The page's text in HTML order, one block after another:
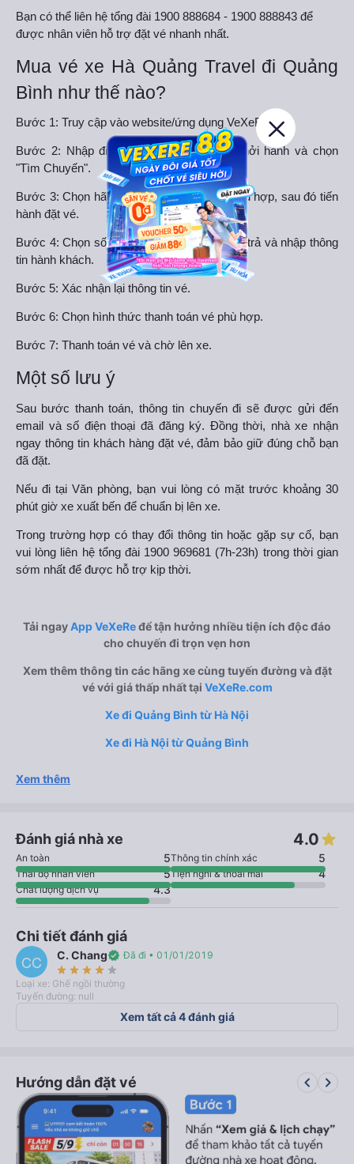
Bạn có thể liên hệ tổng đài 1900 888684 - 1900 888843 để
được nhân viên hỗ trợ đặt vé nhanh nhất.
Mua vé xe Hà Quảng Travel đi Quảng
Bình như thế nào?
Bước 1: Truy cập vào website/ứng dụng VeXeRe.
Bước 2: Nhập điểm đi, điểm đến, ngày khởi hành và chọn
"Tìm Chuyến".
Bước 3: Chọn hãng xe và giờ khởi hành phù hợp, sau đó tiến
hành đặt vé.
Bước 4: Chọn số lượng vé, điểm đón, điểm trả và nhập thông
tin hành khách.
Bước 5: Xác nhận lại thông tin vé.
Bước 6: Chọn hình thức thanh toán vé phù hợp.
Bước 7: Thanh toán vé và chờ lên xe.
Một số lưu ý
Sau bước thanh toán, thông tin chuyến đi sẽ được gửi đến
email và số điện thoại đã đăng ký. Đồng thời, nhà xe nhận
ngay thông tin khách hàng đặt vé, đảm bảo giữ đúng chỗ bạn
đã đặt.
Nếu đi tại Văn phòng, bạn vui lòng có mặt trước khoảng 30
phút giờ xe xuất bến để chuẩn bị lên xe.
Trong trường hợp có thay đổi thông tin hoặc gặp sự cố, bạn
vui lòng liên hệ tổng đài 1900 969681 (7h-23h) trong thời gian
sớm nhất để được hỗ trợ kịp thời.
Tải ngayApp VeXeReđể tận hưởng nhiều tiện ích độc đáo
cho chuyến đi trọn vẹn hơn
Xem thêm thông tin các hãng xe cùng tuyến đường và đặt
vé với giá thấp nhất tại VeXeRe.com
Xe đi Quảng Bình từ Hà Nội
Xe đi Hà Nội từ Quảng Bình
Xem thêm
Đánh giá nhà xe 4.0
An toàn 5Thông tin chính xác 5
Thái độ nhân viên 5Tiện nghi & thoải mái 4
Chất lượng dịch vụ 4.3
Chi tiết đánh giá
CC C. Changverified Đã đi • 01/01/2019
star_rate star_rate star_rate star_rate star_rate
Loại xe: Ghế ngồi thường
Tuyến đường: null
Xem tất cả 4 đánh giá
Hướng dẫn đặt vé keyboard_arrow_left keyboard_arrow_right